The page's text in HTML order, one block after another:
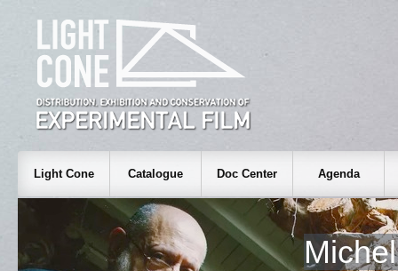
Light Cone Catalogue Doc Center Agenda